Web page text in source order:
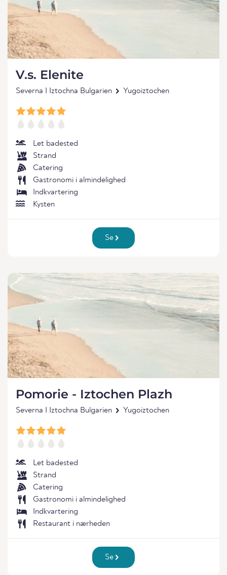
V.s. Elenite
Severna I Iztochna Bulgarien Yugoiztochen
Let badested
Strand
Catering
Gastronomi i almindelighed
Indkvartering
Kysten
Se
Pomorie - Iztochen Plazh
Severna I Iztochna Bulgarien Yugoiztochen
Let badested
Strand
Catering
Gastronomi i almindelighed
Indkvartering
Restaurant i nærheden
Se